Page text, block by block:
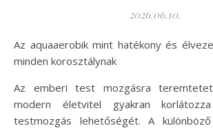
2026.06.10.
Az aquaaerobik mint hatékony és élvezetes fitneszforma
minden korosztálynak
Az emberi test mozgásra
modern életvitel gyakran
testmozgás lehetőségét. A különböző